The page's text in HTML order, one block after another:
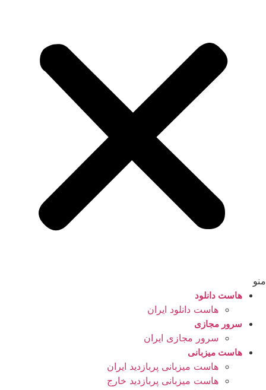
منو
هاست دانلود
هاست دانلود ایران
سرور مجازی
سرور مجازی ایران
هاست میزبانی
هاست میزبانی پربازدید ایران
هاست میزبانی پربازدید خارج